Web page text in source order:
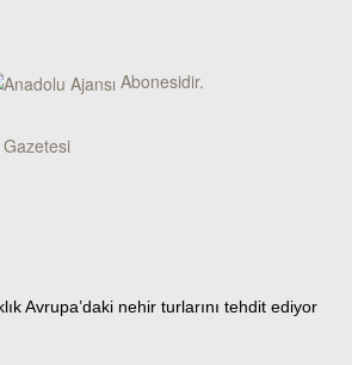
Abonesidir.
Avrupa’daki nehir turlarını tehdit ediyor